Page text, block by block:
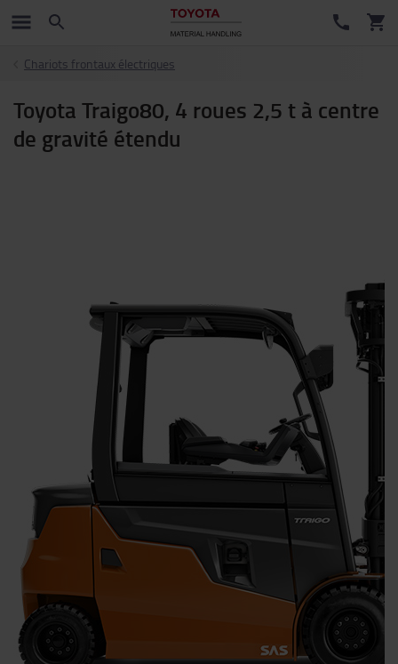
Chariots frontaux électriques
Toyota Traigo80, 4 roues 2,5 t à centre
de gravité étendu